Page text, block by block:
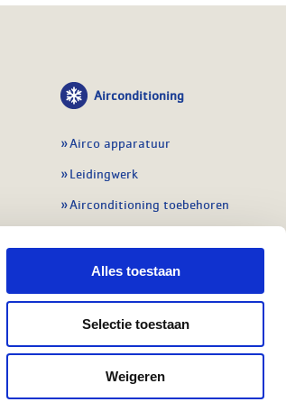
Alles toestaan
Selectie toestaan
Weigeren
Airconditioning
Airco apparatuur
Leidingwerk
Airconditioning toebehoren
Regelapparatuur
Alle koeling